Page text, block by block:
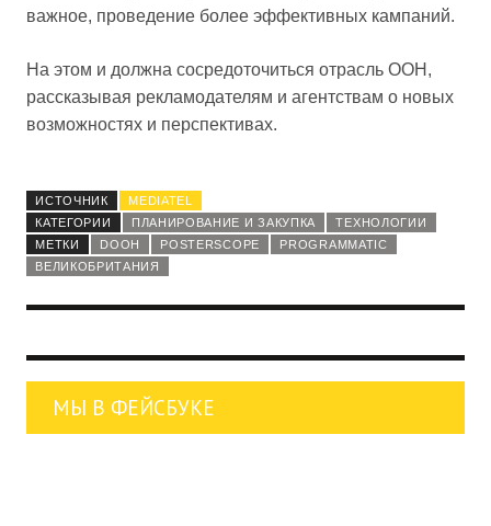
важное, проведение более эффективных кампаний.
На этом и должна сосредоточиться отрасль OOH,
рассказывая рекламодателям и агентствам о новых
возможностях и перспективах.
ИСТОЧНИК
MEDIATEL
КАТЕГОРИИ
ПЛАНИРОВАНИЕ И ЗАКУПКА
ТЕХНОЛОГИИ
МЕТКИ
DOOH POSTERSCOPE
PROGRAMMATIC
ВЕЛИКОБРИТАНИЯ
МЫ В ФЕЙСБУКЕ